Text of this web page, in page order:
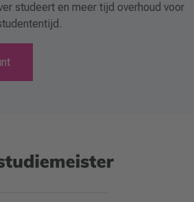
studeert en meer tijd overhoud voor